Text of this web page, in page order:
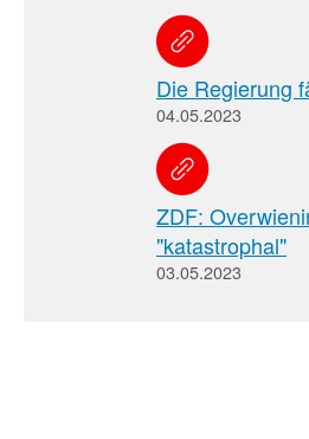
Die Regierung
04.05.2023
ZDF:
"katastrophal"
03.05.2023